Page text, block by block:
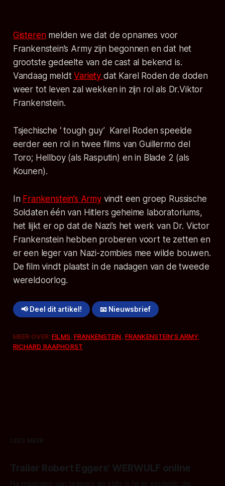
Gisterenmelden we dat de opnames voor
Frankenstein’s Army zijn begonnen en dat het
grootste gedeelte van de cast al bekend is.
Vandaag meldtVariety dat Karel Roden de doden
weer tot leven zal wekken in zijn rol als Dr.Viktor
Frankenstein.
Tsjechische ‘ tough guy’ Karel Roden speelde
eerder een rol in twee films van Guillermo del
Toro; Hellboy (als Rasputin) en in Blade 2 (als
Kounen).
In Frankenstein’s Armyvindt een groep Russische
Soldaten één van Hitlers geheime laboratoriums,
het lijkt er op dat de Nazi’s het werk van Dr. Victor
Frankenstein hebben proberen voort te zetten en
er een leger van Nazi-zombies mee wilde bouwen.
De film vindt plaatst in de nadagen van de tweede
wereldoorlog.
📢 Deel dit artikel! 📧 Nieuwsbrief
MEER OVER:FILMS,FRANKENSTEIN, FRANKENSTEIN'S ARMY,
RICHARD RAAPHORST
LEES MEER
Trailer Robert Eggers' WERWULF online
Na maanden van teasers en stills is hij er eindelijk: de